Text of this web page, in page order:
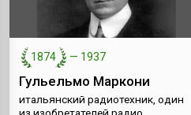
1874 — 1937
Гульельмо Маркони
итальянский радиотехник, один